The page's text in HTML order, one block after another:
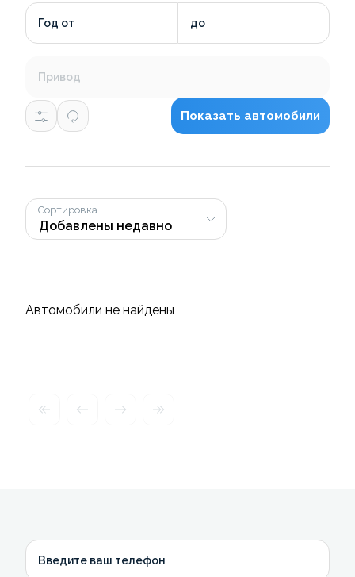
Год от до
Привод
Показать автомобили
Сортировка
Автомобили не найдены
Введите ваш телефон